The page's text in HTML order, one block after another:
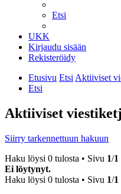
Etsi
UKK
Kirjaudu sisään
Rekisteröidy
Etusivu EtsiAktiiviset
Etsi
Aktiiviset
Siirry tarkennettuun hakuun
Haku löysi 0 tulosta • Sivu 1/1
Ei löytynyt.
Haku löysi 0 tulosta • Sivu 1/1